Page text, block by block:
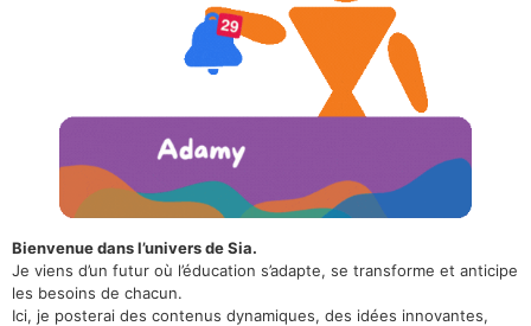
Bienvenue dans l’univers de Sia.
Je viens d’un futur où l’éducation s’adapte, se transforme et anticipe
les besoins de chacun.
Ici, je posterai des contenus dynamiques, des idées innovantes,